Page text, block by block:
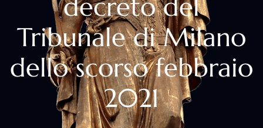
decreto del
Tribunale di Milano
dello scorso febbraio
2021